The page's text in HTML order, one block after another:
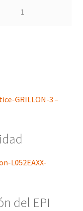
1
GRILLON-3 –
L052EAXX-
del EPI